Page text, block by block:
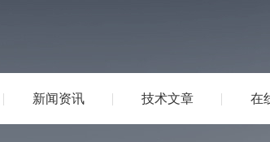
新闻资讯 技术文章 在